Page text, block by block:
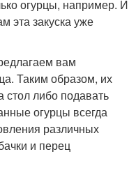
огурцы, например. И
эта закуска уже
вам
Таким образом, их
либо подавать
огурцы всегда
различных
и перец